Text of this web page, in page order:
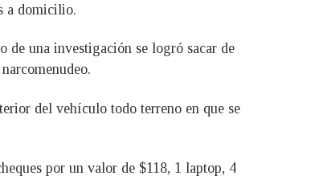
a domicilio.
de una investigación se logró sacar de
del vehículo todo terreno en que se
por un valor de $118, 1 laptop, 4